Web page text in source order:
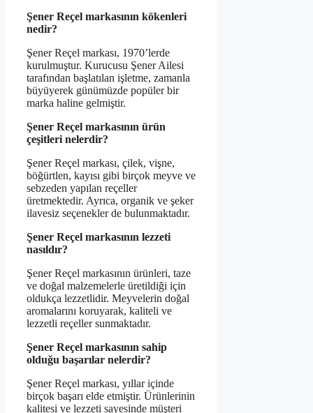
Şener Reçel markasının kökenleri
nedir?
Şener Reçel markası, 1970’lerde
kurulmuştur. Kurucusu Şener Ailesi
tarafından başlatılan işletme, zamanla
büyüyerek günümüzde popüler bir
marka haline gelmiştir.
Şener Reçel markasının ürün
çeşitleri nelerdir?
Şener Reçel markası, çilek, vişne,
böğürtlen, kayısı gibi birçok meyve ve
sebzeden yapılan reçeller
üretmektedir. Ayrıca, organik ve şeker
ilavesiz seçenekler de bulunmaktadır.
Şener Reçel markasının lezzeti
nasıldır?
Şener Reçel markasının ürünleri, taze
ve doğal malzemelerle üretildiği için
oldukça lezzetlidir. Meyvelerin doğal
aromalarını koruyarak, kaliteli ve
lezzetli reçeller sunmaktadır.
Şener Reçel markasının sahip
olduğu başarılar nelerdir?
Şener Reçel markası, yıllar içinde
birçok başarı elde etmiştir. Ürünlerinin
kalitesi ve lezzeti sayesinde müşteri